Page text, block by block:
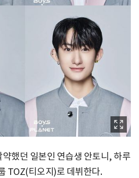
했던 일본인 연습생 안토니, 하루
TOZ(티오지)로 데뷔한다.